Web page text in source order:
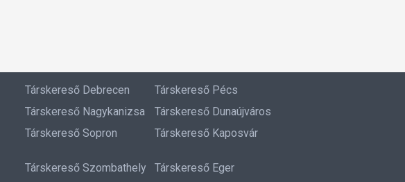
Társkereső Debrecen
Társkereső Pécs
Társkereső Nagykanizsa
Társkereső Dunaújváros
Társkereső Sopron Társkereső Kaposvár
Társkereső Szombathely
Társkereső Eger